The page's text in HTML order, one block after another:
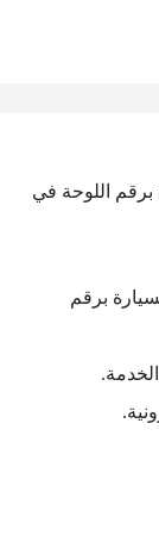
برقم اللوحة في
برقم